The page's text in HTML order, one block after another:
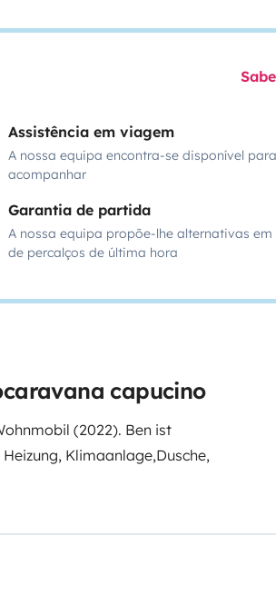
Assistência em viagem
A nossa equipa encontra-se disponível
acompanhar
Garantia de partida
A nossa equipa propõe-lhe alternativas em
de percalços de última hora
capucino
(2022). Ben ist
Klimaanlage,Dusche,